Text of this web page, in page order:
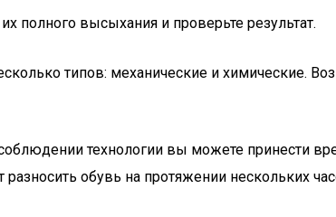
полного высыхания и проверьте результат.
типов: механические и химические.
технологии вы можете принести
обувь на протяжении нескольких